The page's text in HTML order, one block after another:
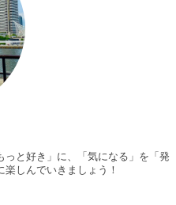
と好き」に、「気になる」を「発
しんでいきましょう！